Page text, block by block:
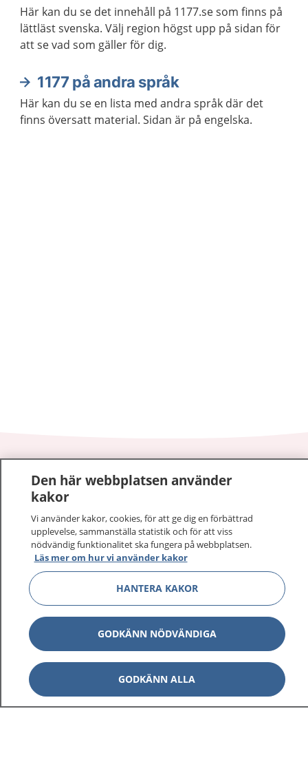
Här kan du se det innehåll på 1177.se som finns på
lättläst svenska. Välj region högst upp på sidan för
att se vad som gäller för dig.
1177 på andra språk
Här kan du se en lista med andra språk där det
finns översatt material. Sidan är på engelska.
På 1177.se får du råd om hälsa och information om
sjukdomar och vilka mottagningar du kan kontakta.
Logga in för att läsa din journal och göra dina
vårdärenden. Ring telefonnummer 1177 för
sjukvårdsrådgivning dygnet runt.
1177 ger dig råd när du vill må bättre.
1177 på flera språk Visa
Visa
Den här webbplatsen använder
kakor
Vi använder kakor, cookies, för att ge dig en förbättrad
upplevelse, sammanställa statistik och för att viss
nödvändig funktionalitet ska fungera på webbplatsen.
Läs mer om hur vi använder kakor
HANTERA KAKOR
GODKÄNN NÖDVÄNDIGA
GODKÄNN ALLA